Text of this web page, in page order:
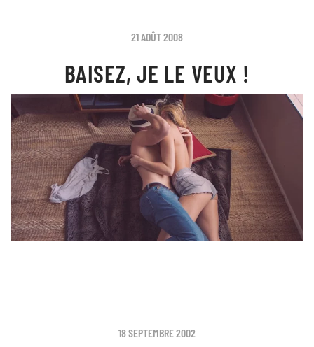
21 AOÛT 2008
BAISEZ, JE LE VEUX !
18 SEPTEMBRE 2002